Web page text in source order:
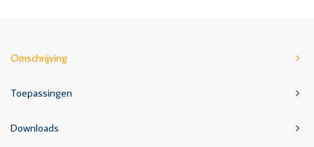
Omschrijving
Toepassingen
Downloads